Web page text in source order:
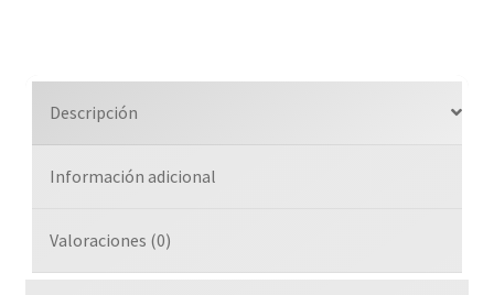
100-
125
V
cantidad
Descripción
Información adicional
Valoraciones (0)